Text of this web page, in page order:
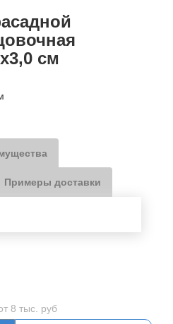
см
Примеры доставки
8 тыс. руб